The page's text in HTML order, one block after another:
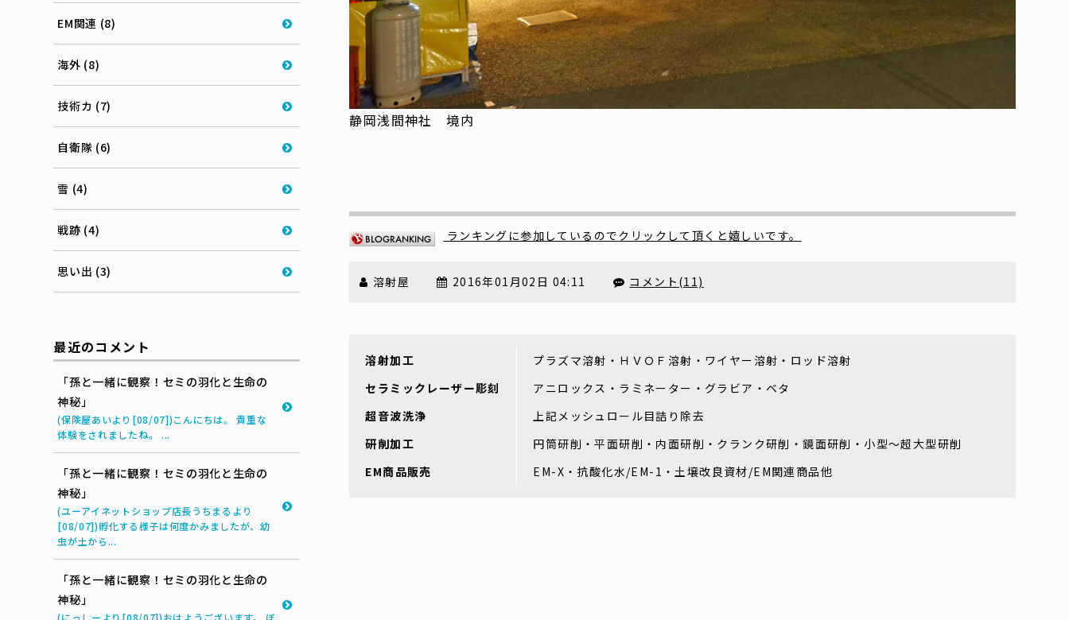
静岡浅間神社 境内
ランキングに参加しているのでクリックして頂くと嬉しいです。
溶射屋 2016年01月02日 04:11 コメント(11)
溶射加工
プラズマ溶射・ＨＶＯＦ溶射・ワイヤー溶射・ロッド溶射
セラミックレーザー彫刻
アニロックス・ラミネーター・グラビア・ベタ
超音波洗浄
上記メッシュロール目詰り除去
研削加工
円筒研削・平面研削・内面研削・クランク研削・鏡面研削・小型～超大型研削
EM商品販売
EM-X・抗酸化水/EM-1・土壌改良資材/EM関連商品他
EM関連 (8)
海外 (8)
技術カ (7)
自衛隊 (6)
雪 (4)
戦跡 (4)
思い出 (3)
最近のコメント
「孫と一緒に観察！セミの羽化と生命の
神秘」
(保険屋あいより[08/07])こんにちは。 貴重な
体験をされましたね。 ...
「孫と一緒に観察！セミの羽化と生命の
神秘」
(ユーアイネットショップ店長うちまるより
[08/07])孵化する様子は何度かみましたが、幼
虫が土から...
「孫と一緒に観察！セミの羽化と生命の
神秘」
(にっしーより[08/07])おはようございます。 ぼ